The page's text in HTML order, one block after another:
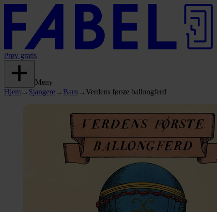
Prøv gratis
Meny
Hjem → Sjangere→ Barn →Verdens første ballongferd